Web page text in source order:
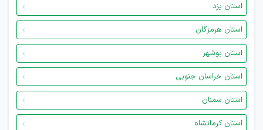
استان یزد
استان هرمزگان
استان بوشهر
استان خراسان جنوبی
استان سمنان
استان کرمانشاه